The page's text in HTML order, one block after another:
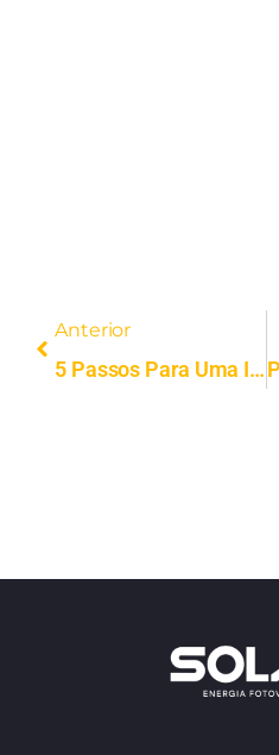
Anterior
5 Passos Para Uma Instalação De Energia Solar Eficiente